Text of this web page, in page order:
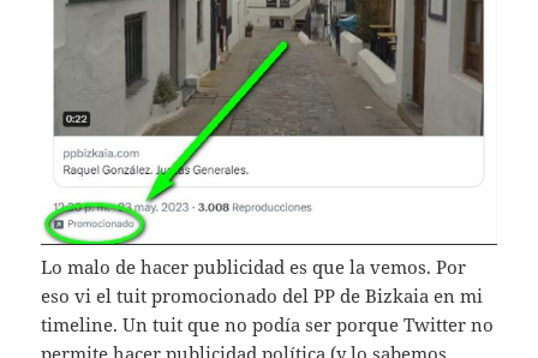
Lo malo de hacer publicidad es que la vemos. Por
eso vi el tuit promocionado del PP de Bizkaia en mi
timeline. Un tuit que no podía ser porque Twitter no